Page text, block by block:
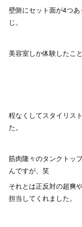
壁側にセット面が4つ
じ。
美容室しか体験したこ
程なくしてスタイリス
た。
筋肉隆々のタンクトッ
んですが、笑
それとは正反対の超爽
担当してくれました。